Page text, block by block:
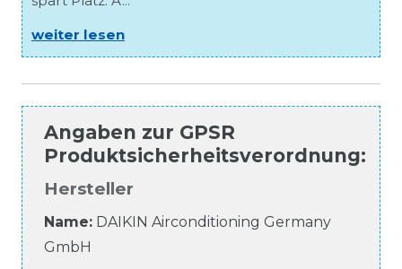
weiter lesen
Angaben zur GPSR
Produktsicherheitsverordnung:
Hersteller
Name: DAIKIN Airconditioning Germany
GmbH